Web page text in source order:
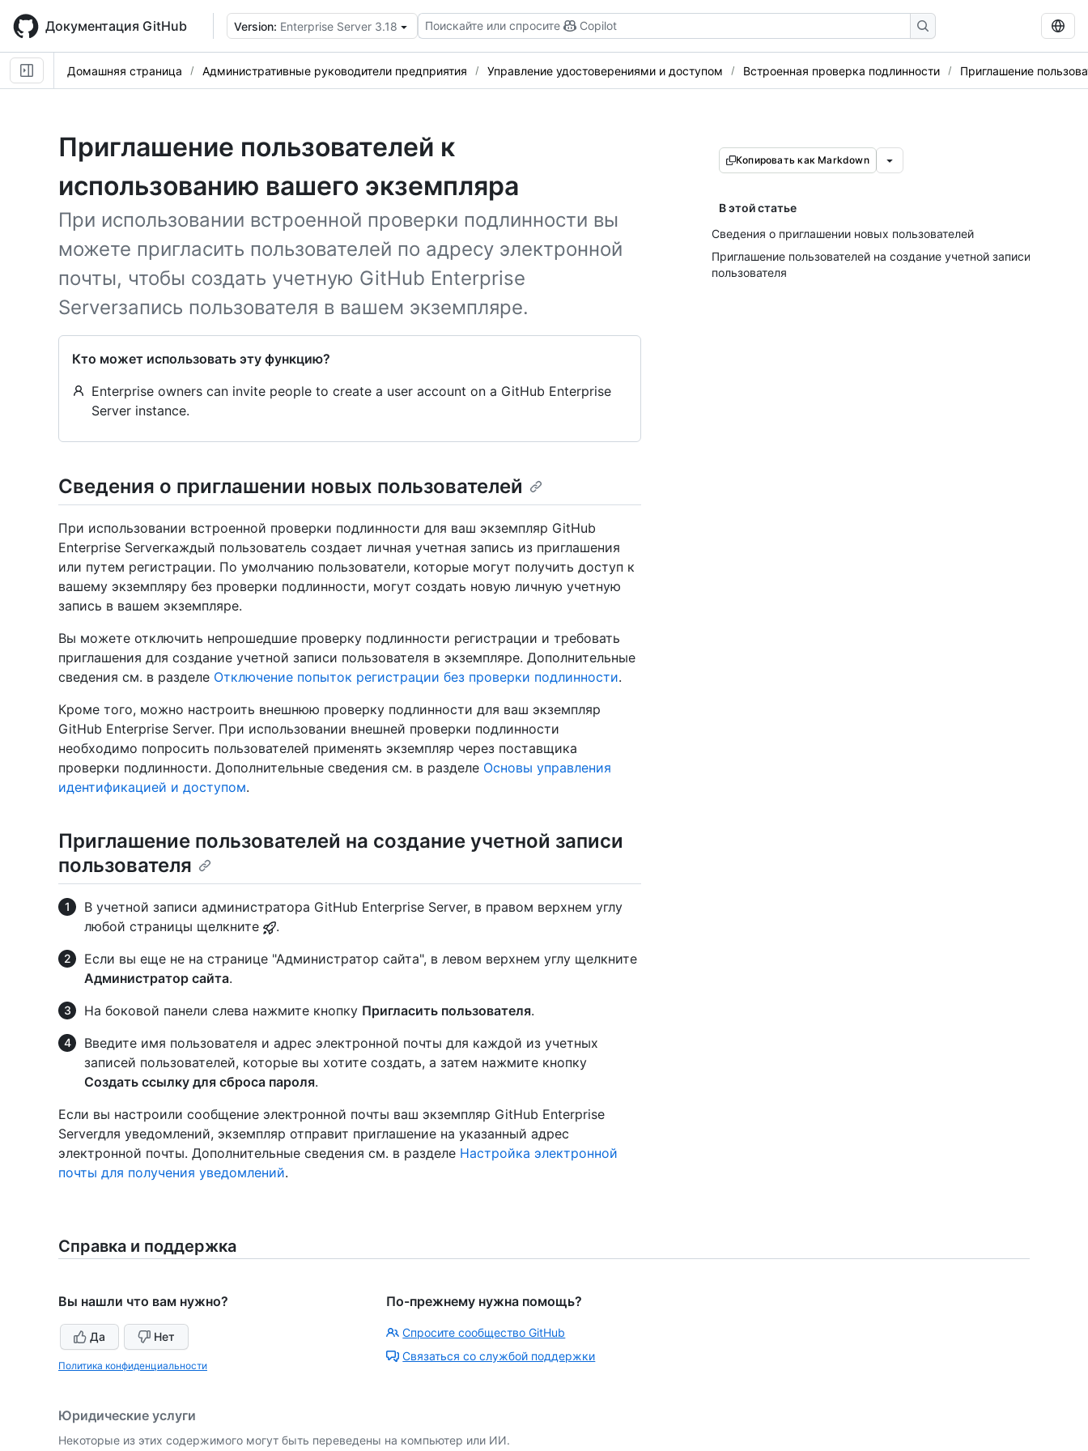
main
content
Документация GitHub Version: Enterprise Server 3.18 Поискайте или спросите Copilot
Домашняя страница Административные руководители предприятия Управление удостоверениями и доступом Встроенная проверка подлинности Приглашение
Приглашение пользователей к
использованию вашего экземпляра
При использовании встроенной проверки подлинности вы
можете пригласить пользователей по адресу электронной
почты, чтобы создать учетную GitHub Enterprise
Serverзапись пользователя в вашем экземпляре.
Кто может использовать эту функцию?
Enterprise owners can invite people to create a user account on a GitHub Enterprise
Server instance.
Копировать как Markdown
В этой статье
Сведения о приглашении новых пользователей
Приглашение пользователей на создание учетной записи
пользователя
Сведения о приглашении новых пользователей
При использовании встроенной проверки подлинности для ваш экземпляр GitHub
Enterprise Serverкаждый пользователь создает личная учетная запись из приглашения
или путем регистрации. По умолчанию пользователи, которые могут получить доступ к
вашему экземпляру без проверки подлинности, могут создать новую личную учетную
запись в вашем экземпляре.
Вы можете отключить непрошедшие проверку подлинности регистрации и требовать
приглашения для создание учетной записи пользователя в экземпляре. Дополнительные
сведения см. в разделе Отключение попыток регистрации без проверки подлинности.
Кроме того, можно настроить внешнюю проверку подлинности для ваш экземпляр
GitHub Enterprise Server. При использовании внешней проверки подлинности
необходимо попросить пользователей применять экземпляр через поставщика
проверки подлинности. Дополнительные сведения см. в разделе Основы управления
идентификацией и доступом.
Приглашение пользователей на создание учетной записи
пользователя
В учетной записи администратора GitHub Enterprise Server, в правом верхнем углу
любой страницы щелкните
.
Если вы еще не на странице "Администратор сайта", в левом верхнем углу щелкните
Администратор сайта.
На боковой панели слева нажмите кнопку Пригласить пользователя.
Введите имя пользователя и адрес электронной почты для каждой из учетных
записей пользователей, которые вы хотите создать, а затем нажмите кнопку
Создать ссылку для сброса пароля.
Если вы настроили сообщение электронной почты ваш экземпляр GitHub Enterprise
Serverдля уведомлений, экземпляр отправит приглашение на указанный адрес
электронной почты. Дополнительные сведения см. в разделе Настройка электронной
почты для получения уведомлений.
Справка и поддержка
Вы нашли что вам нужно?
Да Нет
Политика конфиденциальности
По-прежнему нужна помощь?
Спросите сообщество GitHub
Связаться со службой поддержки
Юридические услуги
Некоторые из этих содержимого могут быть переведены на компьютер или ИИ.